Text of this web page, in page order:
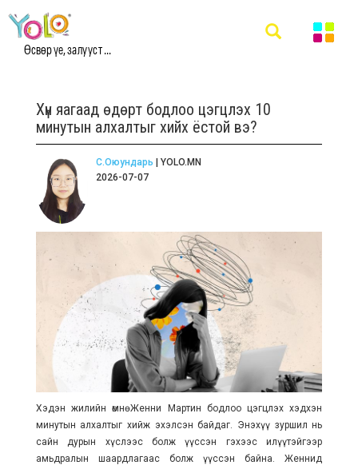
Өсвөр үе, залууст ...
Хүн яагаад өдөрт бодлоо цэгцлэх 10
минутын алхалтыг хийх ёстой вэ?
С.Оюундарь | YOLO.MN
2026-07-07
Хэдэн жилийн өмнө Женни Мартин бодлоо цэгцлэх хэдхэн
минутын алхалтыг хийж эхэлсэн байдаг. Энэхүү зуршил нь
сайн дурын хүслээс болж үүссэн гэхээс илүүтэйгээр
амьдралын шаардлагаас болж үүссэн байна. Женнид